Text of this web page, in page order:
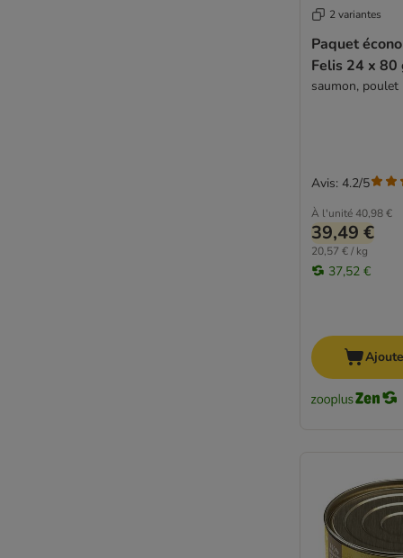
2 variantes
Paquet
Felis 24 x 80
saumon, poulet
À l'unité40,98 €
39,49 €
20,57 € / kg
37,52 €
Avis: 4.2/5